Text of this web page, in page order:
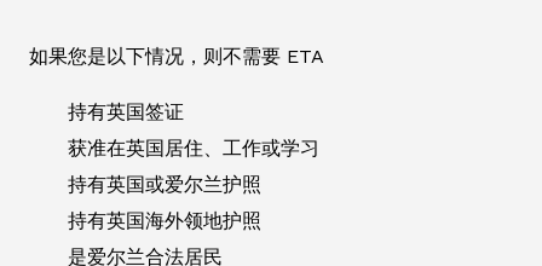
如果您是以下情况，则不需要 ETA
持有英国签证
获准在英国居住、工作或学习
持有英国或爱尔兰护照
持有英国海外领地护照
是爱尔兰合法居民